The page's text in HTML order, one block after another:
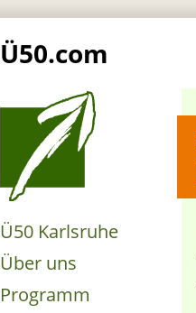
Ü50.com
Ü50 Karlsruhe
Über uns
Programm